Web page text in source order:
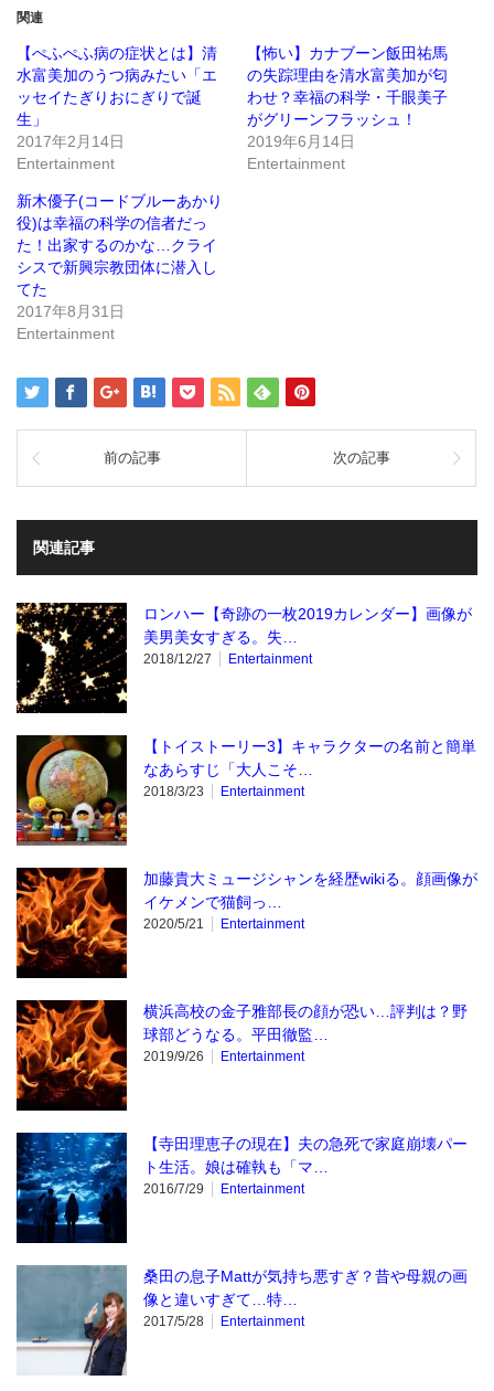
(新
し
い
ウ
ィ
ウ
で
開
ま
す)
ッ
ク
し
て
く
い
(新
し
ウ
ン
ド
ウ
で
開
ま
す)
関連
【ぺふぺふ病の症状とは】清
水富美加のうつ病みたい「エ
ッセイたぎりおにぎりで誕
生」
2017年2月14日
Entertainment
【怖い】カナブーン飯田祐馬
の失踪理由を清水富美加が匂
わせ？幸福の科学・千眼美子
がグリーンフラッシュ！
2019年6月14日
Entertainment
新木優子(コードブルーあかり
役)は幸福の科学の信者だっ
た！出家するのかな…クライ
シスで新興宗教団体に潜入し
てた
2017年8月31日
Entertainment
前の記事 次の記事
関連記事
ロンハー【奇跡の一枚2019カレンダー】画像が
美男美女すぎる。失…
2018/12/27 Entertainment
【トイストーリー3】キャラクターの名前と簡単
なあらすじ「大人こそ…
2018/3/23 Entertainment
加藤貴大ミュージシャンを経歴wikiる。顔画像が
イケメンで猫飼っ…
2020/5/21 Entertainment
横浜高校の金子雅部長の顔が恐い…評判は？野
球部どうなる。平田徹監…
2019/9/26 Entertainment
【寺田理恵子の現在】夫の急死で家庭崩壊パー
ト生活。娘は確執も「マ…
2016/7/29 Entertainment
桑田の息子Mattが気持ち悪すぎ？昔や母親の画
像と違いすぎて…特…
2017/5/28 Entertainment